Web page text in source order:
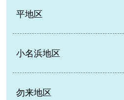
平地区
小名浜地区
勿来地区